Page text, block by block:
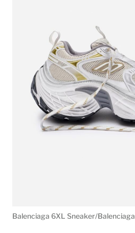
Balenciaga 6XL Sneaker/Balenciaga